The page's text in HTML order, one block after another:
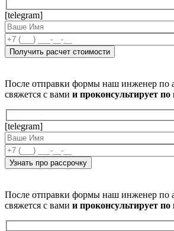
[telegram]
После отправки формы наш инженер по
свяжется с вами и проконсультирует
[telegram]
После отправки формы наш инженер по
свяжется с вами и проконсультирует